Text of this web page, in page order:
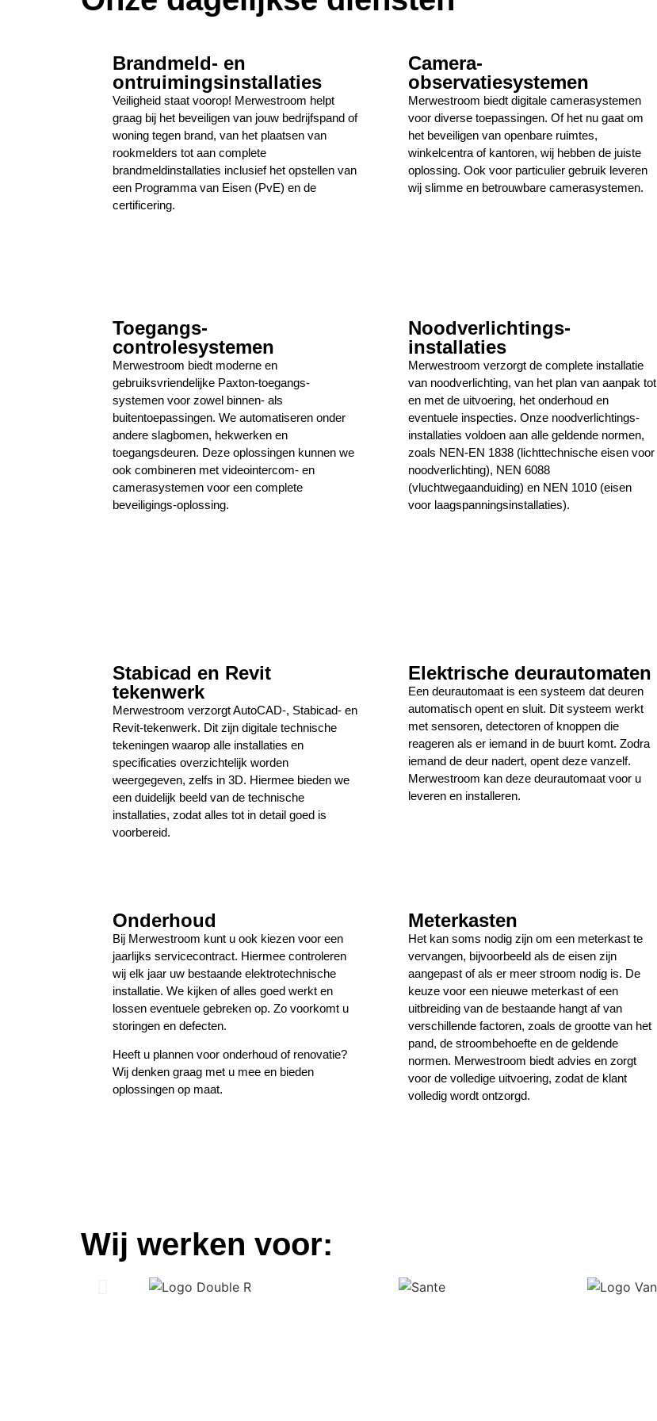
Brandmeld- en
ontruimingsinstallaties
Veiligheid staat voorop! Merwestroom helpt
graag bij het beveiligen van jouw bedrijfspand of
woning tegen brand, van het plaatsen van
rookmelders tot aan complete
brandmeldinstallaties inclusief het opstellen van
een Programma van Eisen (PvE) en de
certificering.
Camera-
observatiesystemen
Merwestroom biedt digitale camerasystemen
voor diverse toepassingen. Of het nu gaat om
het beveiligen van openbare ruimtes,
winkelcentra of kantoren, wij hebben de juiste
oplossing. Ook voor particulier gebruik leveren
wij slimme en betrouwbare camerasystemen.
Toegangs-
controlesystemen
Merwestroom biedt moderne en
gebruiksvriendelijke Paxton-toegangs-
systemen voor zowel binnen- als
buitentoepassingen. We automatiseren onder
andere slagbomen, hekwerken en
toegangsdeuren. Deze oplossingen kunnen we
ook combineren met videointercom- en
camerasystemen voor een complete
beveiligings-oplossing.
Noodverlichtings-
installaties
Merwestroom verzorgt de complete installatie
van noodverlichting, van het plan van aanpak tot
en met de uitvoering, het onderhoud en
eventuele inspecties. Onze noodverlichtings-
installaties voldoen aan alle geldende normen,
zoals NEN-EN 1838 (lichttechnische eisen voor
noodverlichting), NEN 6088
(vluchtwegaanduiding) en NEN 1010 (eisen
voor laagspanningsinstallaties).
Stabicad en Revit
tekenwerk
Merwestroom verzorgt AutoCAD-, Stabicad- en
Revit-tekenwerk. Dit zijn digitale technische
tekeningen waarop alle installaties en
specificaties overzichtelijk worden
weergegeven, zelfs in 3D. Hiermee bieden we
een duidelijk beeld van de technische
installaties, zodat alles tot in detail goed is
voorbereid.
Elektrische deurautomaten
Een deurautomaat is een systeem dat deuren
automatisch opent en sluit. Dit systeem werkt
met sensoren, detectoren of knoppen die
reageren als er iemand in de buurt komt. Zodra
iemand de deur nadert, opent deze vanzelf.
Merwestroom kan deze deurautomaat voor u
leveren en installeren.
Onderhoud
Bij Merwestroom kunt u ook kiezen voor een
jaarlijks servicecontract. Hiermee controleren
wij elk jaar uw bestaande elektrotechnische
installatie. We kijken of alles goed werkt en
lossen eventuele gebreken op. Zo voorkomt u
storingen en defecten.
Heeft u plannen voor onderhoud of renovatie?
Wij denken graag met u mee en bieden
oplossingen op maat.
Meterkasten
Het kan soms nodig zijn om een meterkast te
vervangen, bijvoorbeeld als de eisen zijn
aangepast of als er meer stroom nodig is. De
keuze voor een nieuwe meterkast of een
uitbreiding van de bestaande hangt af van
verschillende factoren, zoals de grootte van het
pand, de stroombehoefte en de geldende
normen. Merwestroom biedt advies en zorgt
voor de volledige uitvoering, zodat de klant
volledig wordt ontzorgd.
Wij werken voor: